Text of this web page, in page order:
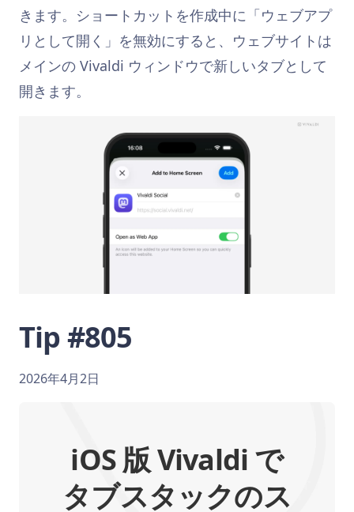
きます。ショートカットを作成中に「ウェブアプ
リとして開く」を無効にすると、ウェブサイトは
メインの Vivaldi ウィンドウで新しいタブとして
開きます。
Tip #805
2026年4月2日
iOS 版 Vivaldi で
タブスタックのス